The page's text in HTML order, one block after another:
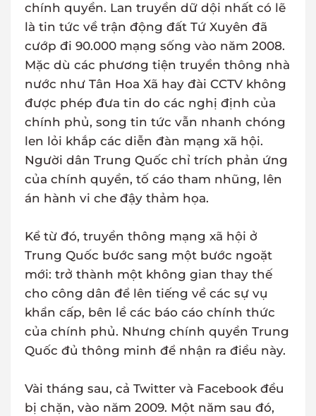
chính quyền. Lan truyền dữ dội nhất có lẽ
là tin tức về trận động đất Tứ Xuyên đã
cướp đi 90.000 mạng sống vào năm 2008.
Mặc dù các phương tiện truyền thông nhà
nước như Tân Hoa Xã hay đài CCTV không
được phép đưa tin do các nghị định của
chính phủ, song tin tức vẫn nhanh chóng
len lỏi khắp các diễn đàn mạng xã hội.
Người dân Trung Quốc chỉ trích phản ứng
của chính quyền, tố cáo tham nhũng, lên
án hành vi che đậy thảm họa.
Kể từ đó, truyền thông mạng xã hội ở
Trung Quốc bước sang một bước ngoặt
mới: trở thành một không gian thay thế
cho công dân để lên tiếng về các sự vụ
khẩn cấp, bên lề các báo cáo chính thức
của chính phủ. Nhưng chính quyền Trung
Quốc đủ thông minh để nhận ra điều này.
Vài tháng sau, cả Twitter và Facebook đều
bị chặn, vào năm 2009. Một năm sau đó,